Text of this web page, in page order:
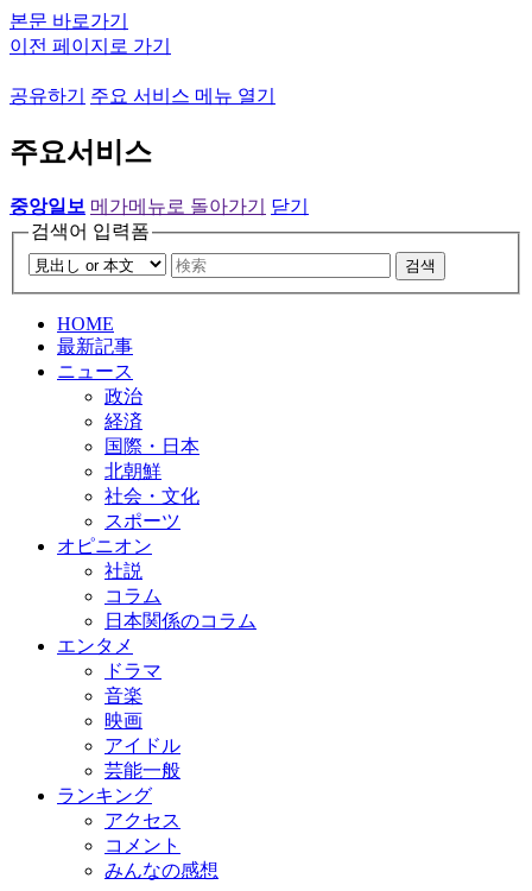
본문 바로가기
이전 페이지로 가기
공유하기 주요 서비스 메뉴 열기
주요서비스
중앙일보 메가메뉴로 돌아가기
닫기
검색어 입력폼
검색
HOME
最新記事
ニュース
政治
経済
国際・日本
北朝鮮
社会・文化
スポーツ
オピニオン
社説
コラム
日本関係のコラム
エンタメ
ドラマ
音楽
映画
アイドル
芸能一般
ランキング
アクセス
コメント
みんなの感想